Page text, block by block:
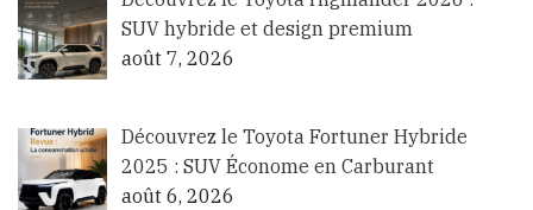
SUV hybride et design premium
août 7, 2026
Découvrez le Toyota Fortuner Hybride
2025 : SUV Économe en Carburant
août 6, 2026